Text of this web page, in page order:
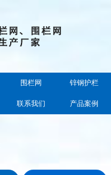
围栏网 锌钢护栏
联系我们 产品案例